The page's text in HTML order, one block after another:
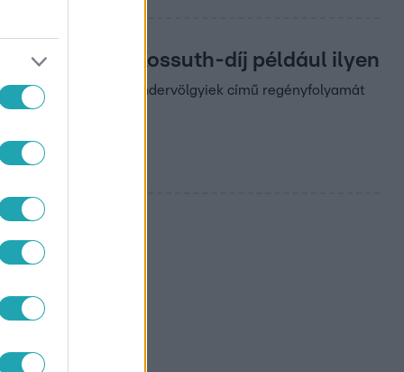
az ember, a Kossuth-díj például ilyen
díjazottja, aki a Neandervölgyiek című regényfolyamát
látogatókat.